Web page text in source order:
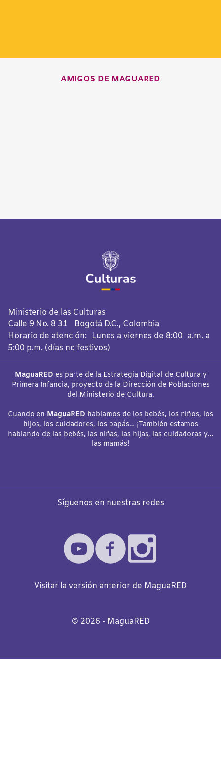
AMIGOS DE MAGUARED
Ministerio de las Culturas
Calle 9 No. 8 31 Bogotá D.C., Colombia
Horario de atención: Lunes a viernes de 8:00 a.m. a
5:00 p.m. (días no festivos)
MaguaRED es parte de la Estrategia Digital de Cultura y
Primera Infancia, proyecto de la Dirección de Poblaciones
del Ministerio de Cultura.
Cuando en MaguaRED hablamos de los bebés, los niños, los
hijos, los cuidadores, los papás… ¡También estamos
hablando de las bebés, las niñas, las hijas, las cuidadoras y…
las mamás!
Síguenos en nuestras redes
Visitar la versión anterior de MaguaRED
©️ 2026 - MaguaRED